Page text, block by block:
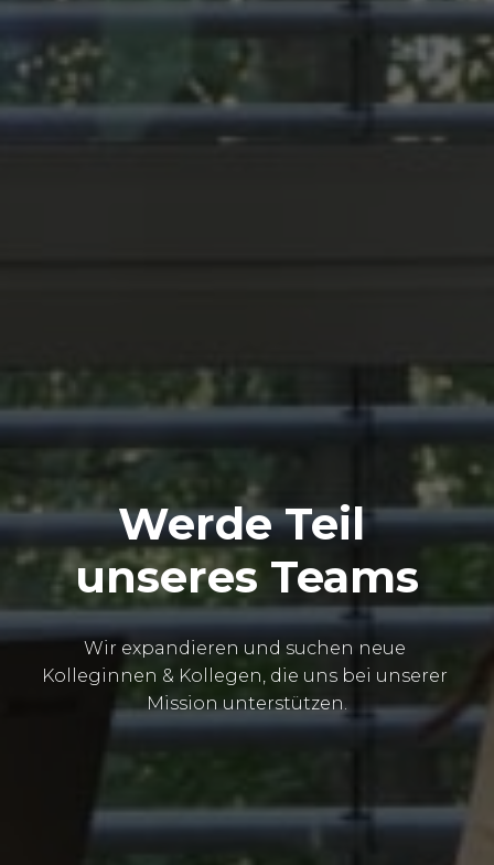
Werde Teil
unseres Teams
Wir expandieren und suchen neue
Kolleginnen & Kollegen, die uns bei unserer
Mission unterstützen.